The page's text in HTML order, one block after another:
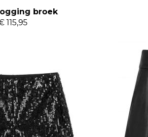
broek
115,95